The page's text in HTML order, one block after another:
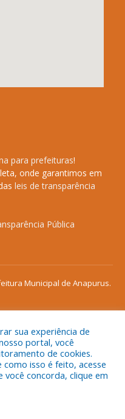
para prefeituras!
onde garantimos em
leis de transparência
Pública
Municipal de Anapurus.
Administrativa
sua experiência de
portal, você
de cookies.
isso é feito, acesse
você concorda, clique em